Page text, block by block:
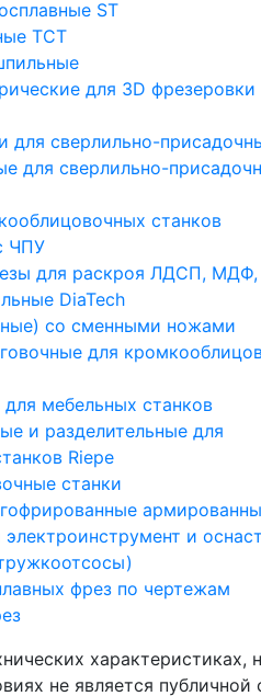
ST
ТСТ
для 3D фрезеровки
для сверлильно-
для сверлильно-
станков
ЧПУ
для раскроя ЛДСП, МДФ,
DiaTech
со сменными ножами
для
мебельных станков
и разделительные для
Riepe
станки
и
фрез по чертежам
не является